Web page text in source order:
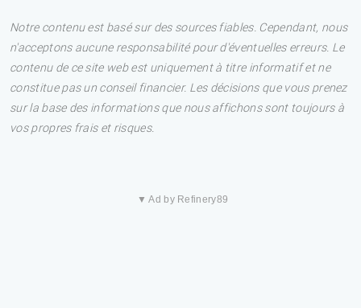
Notre contenu est basé sur des sources fiables. Cependant, nous
n'acceptons aucune responsabilité pour d'éventuelles erreurs. Le
contenu de ce site web est uniquement à titre informatif et ne
constitue pas un conseil financier. Les décisions que vous prenez
sur la base des informations que nous affichons sont toujours à
vos propres frais et risques.
▼ Ad by Refinery89